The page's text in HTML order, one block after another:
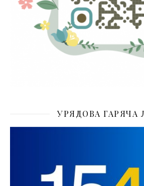
УРЯДОВА ГАРЯЧА